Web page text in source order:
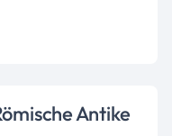
Antike